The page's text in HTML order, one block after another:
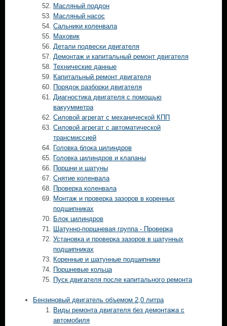
Масляный поддон
Масляный насос
Сальники коленвала
Маховик
Детали подвески двигателя
Демонтаж и капитальный ремонт двигателя
Технические данные
Капитальный ремонт двигателя
Порядок разборки двигателя
Диагностика двигателя с помощью
вакуумметра
Силовой агрегат с механической КПП
Силовой агрегат с автоматической
трансмиссией
Головка блока цилиндров
Головка цилиндров и клапаны
Поршни и шатуны
Снятие коленвала
Проверка коленвала
Монтаж и проверка зазоров в коренных
подшипниках
Блок цилиндров
Шатунно-поршневая группа - Проверка
Установка и проверка зазоров в шатунных
подшипниках
Коренные и шатунные подшипники
Поршневые кольца
Пуск двигателя после капитального ремонта
Бензиновый двигатель объемом 2,0 литра
Виды ремонта двигателя без демонтажа с
автомобиля